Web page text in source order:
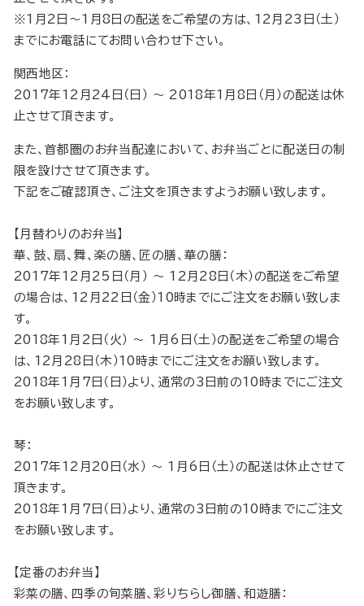
※1月2日〜1月8日の配送をご希望の方は、12月23日（土）
までにお電話にてお問い合わせ下さい。
関西地区：
2017年12月24日（日） 〜 2018年1月8日（月）の配送は休
止させて頂きます。
また、首都圏のお弁当配達において、お弁当ごとに配送日の制
限を設けさせて頂きます。
下記をご確認頂き、ご注文を頂きますようお願い致します。
【月替わりのお弁当】
華、鼓、扇、舞、楽の膳、匠の膳、華の膳：
2017年12月25日（月） 〜 12月28日（木）の配送をご希望
の場合は、12月22日（金）10時までにご注文をお願い致しま
す。
2018年1月2日（火） 〜 1月6日（土）の配送をご希望の場合
は、12月28日（木）10時までにご注文をお願い致します。
2018年1月7日（日）より、通常の3日前の10時までにご注文
をお願い致します。
琴：
2017年12月20日（水） 〜 1月6日（土）の配送は休止させて
頂きます。
2018年1月7日（日）より、通常の3日前の10時までにご注文
をお願い致します。
【定番のお弁当】
彩菜の膳、四季の旬菜膳、彩りちらし御膳、和遊膳：